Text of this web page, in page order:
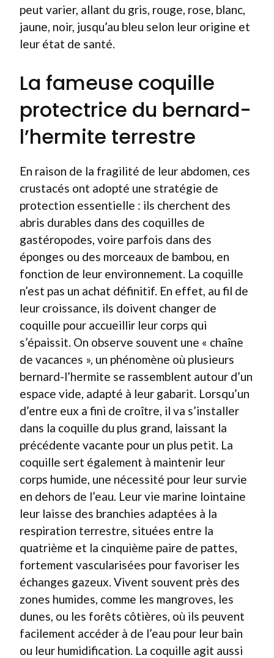
peut varier, allant du gris, rouge, rose, blanc,
jaune, noir, jusqu’au bleu selon leur origine et
leur état de santé.
La fameuse coquille
protectrice du bernard-
l’hermite terrestre
En raison de la fragilité de leur abdomen, ces
crustacés ont adopté une stratégie de
protection essentielle : ils cherchent des
abris durables dans des coquilles de
gastéropodes, voire parfois dans des
éponges ou des morceaux de bambou, en
fonction de leur environnement. La coquille
n’est pas un achat définitif. En effet, au fil de
leur croissance, ils doivent changer de
coquille pour accueillir leur corps qui
s’épaissit. On observe souvent une « chaîne
de vacances », un phénomène où plusieurs
bernard-l’hermite se rassemblent autour d’un
espace vide, adapté à leur gabarit. Lorsqu’un
d’entre eux a fini de croître, il va s’installer
dans la coquille du plus grand, laissant la
précédente vacante pour un plus petit. La
coquille sert également à maintenir leur
corps humide, une nécessité pour leur survie
en dehors de l’eau. Leur vie marine lointaine
leur laisse des branchies adaptées à la
respiration terrestre, situées entre la
quatrième et la cinquième paire de pattes,
fortement vascularisées pour favoriser les
échanges gazeux. Vivent souvent près des
zones humides, comme les mangroves, les
dunes, ou les forêts côtières, où ils peuvent
facilement accéder à de l’eau pour leur bain
ou leur humidification. La coquille agit aussi